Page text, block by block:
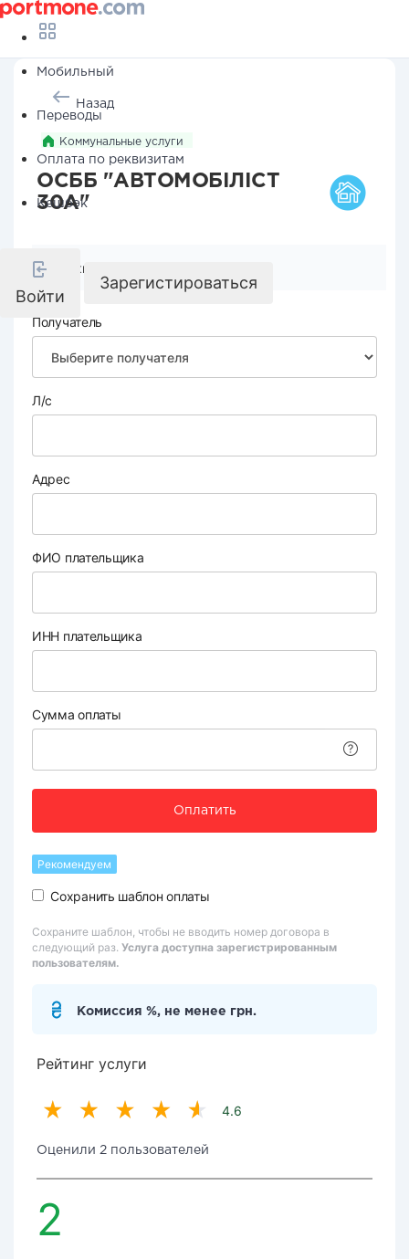
Мобильный
Переводы
Оплата по реквизитам
Кешбэк
Войти
Зарегистироваться
Назад
Коммунальные услуги
ОСББ "АВТОМОБІЛІСТ
30А"
Реквизиты компании
Получатель
Л/с
Адрес
ФИО плательщика
ИНН плательщика
Сумма оплаты
Оплатить
Рекомендуем
Сохранить шаблон оплаты
Сохраните шаблон, чтобы не вводить номер договора в
следующий раз. Услуга доступна зарегистрированным
пользователям.
Комиссия %, не менее грн.
Рейтинг услуги
4.6
Оценили 2 пользователей
2